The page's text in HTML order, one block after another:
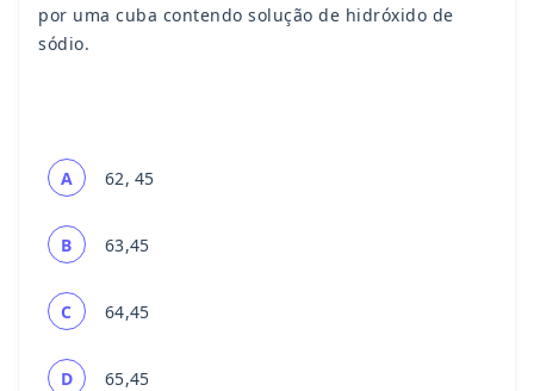
por uma cuba contendo solução de hidróxido de
sódio.
A 62, 45
B 63,45
C 64,45
D 65,45